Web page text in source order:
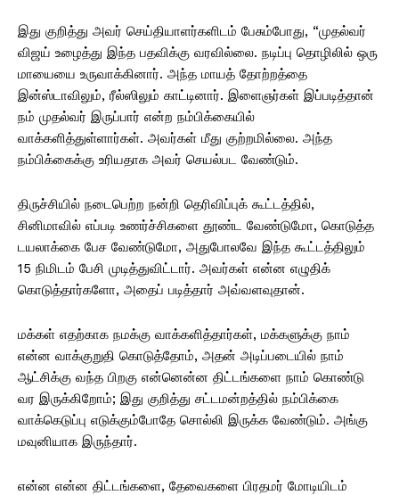
இது குறித்து அவர் செய்தியாளர்களிடம் பேசும்போது, “முதல்வர்
விஜய் உழைத்து இந்த பதவிக்கு வரவில்லை. நடிப்பு தொழிலில் ஒரு
மாயையை உருவாக்கினார். அந்த மாயத் தோற்றத்தை
இன்ஸ்டாவிலும், ரீல்ஸிலும் காட்டினார். இளைஞர்கள் இப்படித்தான்
நம் முதல்வர் இருப்பார் என்ற நம்பிக்கையில்
வாக்களித்துள்ளார்கள். அவர்கள் மீது குற்றமில்லை. அந்த
நம்பிக்கைக்கு உரியதாக அவர் செயல்பட வேண்டும்.
திருச்சியில் நடைபெற்ற நன்றி தெரிவிப்புக் கூட்டத்தில்,
சினிமாவில் எப்படி உணர்ச்சிகளை தூண்ட வேண்டுமோ, கொடுத்த
டயலாக்கை பேச வேண்டுமோ, அதுபோலவே இந்த கூட்டத்திலும்
15 நிமிடம் பேசி முடித்துவிட்டார். அவர்கள் என்ன எழுதிக்
கொடுத்தார்களோ, அதைப் படித்தார் அவ்வளவுதான்.
மக்கள் எதற்காக நமக்கு வாக்களித்தார்கள், மக்களுக்கு நாம்
என்ன வாக்குறுதி கொடுத்தோம், அதன் அடிப்படையில் நாம்
ஆட்சிக்கு வந்த பிறகு என்னென்ன திட்டங்களை நாம் கொண்டு
வர இருக்கிறோம்; இது குறித்து சட்டமன்றத்தில் நம்பிக்கை
வாக்கெடுப்பு எடுக்கும்போதே சொல்லி இருக்க வேண்டும். அங்கு
மவுனியாக இருந்தார்.
என்ன என்ன திட்டங்களை, தேவைகளை பிரதமர் மோடியிடம்